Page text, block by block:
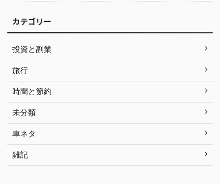
カテゴリー
投資と副業
旅行
時間と節約
未分類
車ネタ
雑記